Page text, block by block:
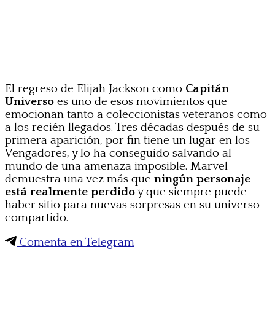
El regreso de Elijah Jackson como Capitán
Universo es uno de esos movimientos que
emocionan tanto a coleccionistas veteranos como
a los recién llegados. Tres décadas después de su
primera aparición, por fin tiene un lugar en los
Vengadores, y lo ha conseguido salvando al
mundo de una amenaza imposible. Marvel
demuestra una vez más que ningún personaje
está realmente perdidoy que siempre puede
haber sitio para nuevas sorpresas en su universo
compartido.
Comenta en Telegram